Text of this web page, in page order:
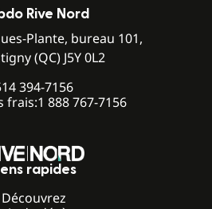
Rive Nord
Plante, bureau 101,
(QC) J5Y 0L2
394-7156
frais:1 888 767-7156
rapides
Découvrez